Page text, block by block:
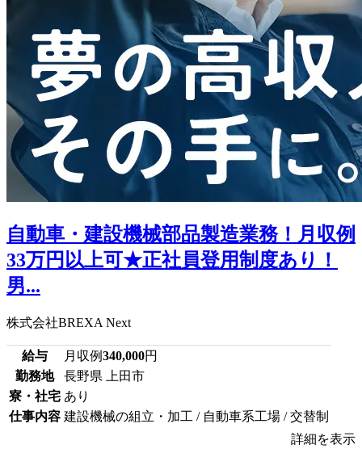
自動車・建設機械部品製造業務！月収例
33万円以上可★正社員登用制度あり！
男...
株式会社BREXA Next
給与 月収例340,000円
勤務地
長野県 上田市
寮・社宅 あり
仕事内容 建設機械の組立・加工 / 自動車系工場 / 交替制
詳細を表示